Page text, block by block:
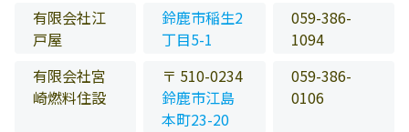
有限会社江
戸屋
鈴鹿市稲生2
丁目5-1
059-386-
1094
有限会社宮
崎燃料住設
〒 510-0234
鈴鹿市江島
本町23-20
059-386-
0106